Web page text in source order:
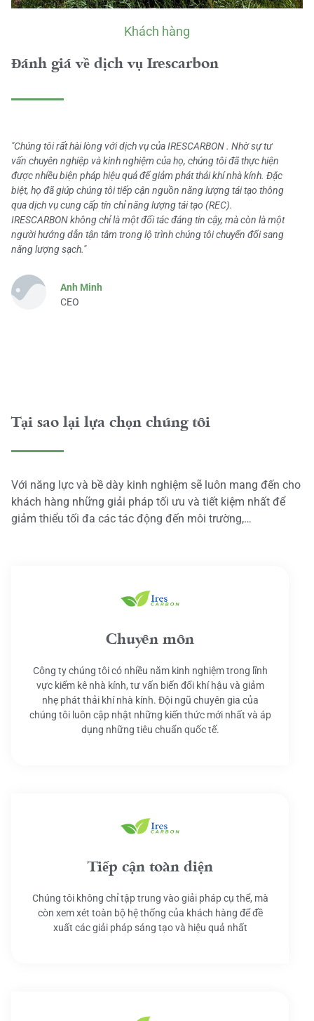
Khách hàng
Đánh giá về dịch vụ Irescarbon
"Chúng tôi rất hài lòng với dịch vụ của IRESCARBON . Nhờ sự tư
vấn chuyên nghiệp và kinh nghiệm của họ, chúng tôi đã thực hiện
được nhiều biện pháp hiệu quả để giảm phát thải khí nhà kính. Đặc
biệt, họ đã giúp chúng tôi tiếp cận nguồn năng lượng tái tạo thông
qua dịch vụ cung cấp tín chỉ năng lượng tái tạo (REC).
IRESCARBON không chỉ là một đối tác đáng tin cậy, mà còn là một
người hướng dẫn tận tâm trong lộ trình chúng tôi chuyển đổi sang
năng lượng sạch."
Anh Minh
CEO
Tại sao lại lựa chọn chúng tôi
Với năng lực và bề dày kinh nghiệm sẽ luôn mang đến cho
khách hàng những giải pháp tối ưu và tiết kiệm nhất để
giảm thiểu tối đa các tác động đến môi trường,…
Chuyên môn
Công ty chúng tôi có nhiều năm kinh nghiệm trong lĩnh
vực kiểm kê nhà kính, tư vấn biến đổi khí hậu và giảm
nhẹ phát thải khí nhà kính. Đội ngũ chuyên gia của
chúng tôi luôn cập nhật những kiến thức mới nhất và áp
dụng những tiêu chuẩn quốc tế.
Tiếp cận toàn diện
Chúng tôi không chỉ tập trung vào giải pháp cụ thể, mà
còn xem xét toàn bộ hệ thống của khách hàng để đề
xuất các giải pháp sáng tạo và hiệu quả nhất